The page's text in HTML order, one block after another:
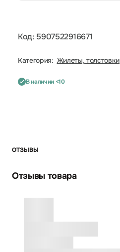
Код: 5907522916671
Категория: Жилеты, толстовки
В наличии <10
ОТЗЫВЫ
Отзывы товара